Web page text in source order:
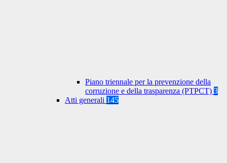
Piano triennale per la prevenzione della
corruzione e della trasparenza (PTPCT) 3
Atti generali 145